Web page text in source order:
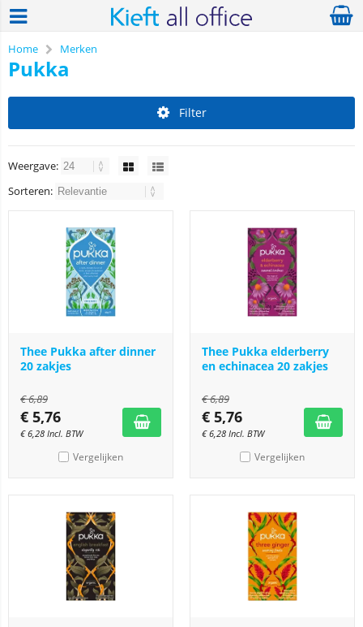
Home Merken
Pukka
Filter
Weergave:
Sorteren:
Thee Pukka after dinner
20 zakjes
€6,89
€ 5,76
€6,28 Incl. BTW
Vergelijken
Thee Pukka elderberry
en echinacea 20 zakjes
€6,89
€ 5,76
€6,28 Incl. BTW
Vergelijken